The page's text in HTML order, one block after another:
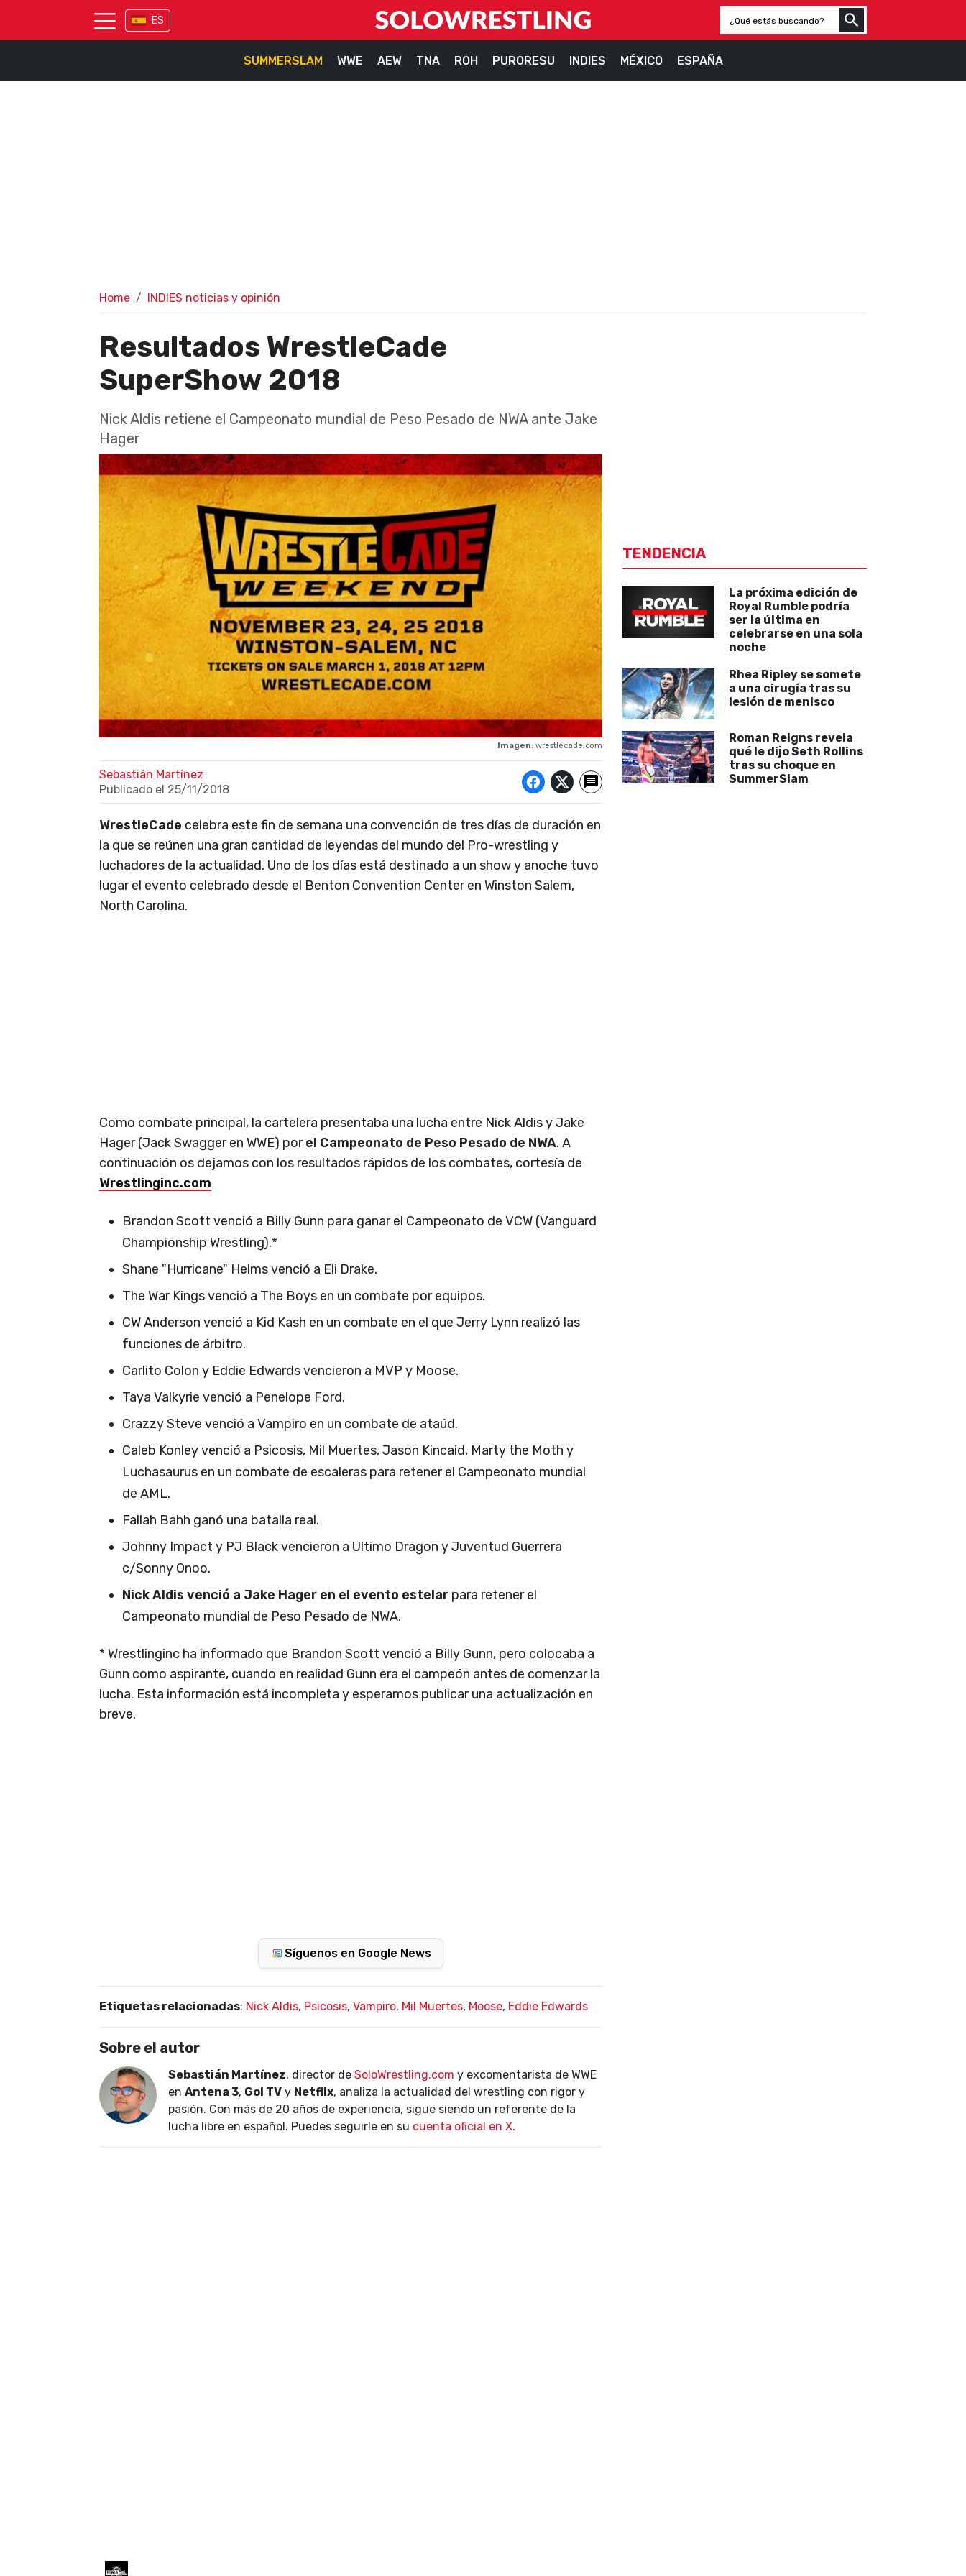
ES
SUMMERSLAM WWE AEW TNA ROH PURORESU INDIES MÉXICO ESPAÑA
Home INDIES noticias y opinión
Resultados WrestleCade
SuperShow 2018
Nick Aldis retiene el Campeonato mundial de Peso Pesado de NWA ante Jake
Hager
Imagen: wrestlecade.com
Sebastián Martínez
Publicado el 25/11/2018
WrestleCade celebra este fin de semana una convención de tres días de duración en
la que se reúnen una gran cantidad de leyendas del mundo del Pro-wrestling y
luchadores de la actualidad. Uno de los días está destinado a un show y anoche tuvo
lugar el evento celebrado desde el Benton Convention Center en Winston Salem,
North Carolina.
Como combate principal, la cartelera presentaba una lucha entre Nick Aldis y Jake
Hager (Jack Swagger en WWE) porel Campeonato de Peso Pesado de NWA. A
continuación os dejamos con los resultados rápidos de los combates, cortesía de
Wrestlinginc.com
Brandon Scott venció a Billy Gunn para ganar el Campeonato de VCW (Vanguard
Championship Wrestling).*
Shane "Hurricane" Helms venció a Eli Drake.
The War Kings venció a The Boys en un combate por equipos.
CW Anderson venció a Kid Kash en un combate en el que Jerry Lynn realizó las
funciones de árbitro.
Carlito Colon y Eddie Edwards vencieron a MVP y Moose.
Taya Valkyrie venció a Penelope Ford.
Crazzy Steve venció a Vampiro en un combate de ataúd.
Caleb Konley venció a Psicosis, Mil Muertes, Jason Kincaid, Marty the Moth y
Luchasaurus en un combate de escaleras para retener el Campeonato mundial
de AML.
Fallah Bahh ganó una batalla real.
Johnny Impact y PJ Black vencieron a Ultimo Dragon y Juventud Guerrera
c/Sonny Onoo.
Nick Aldis venció a Jake Hager en el evento estelar para retener el
Campeonato mundial de Peso Pesado de NWA.
* Wrestlinginc ha informado que Brandon Scott venció a Billy Gunn, pero colocaba a
Gunn como aspirante, cuando en realidad Gunn era el campeón antes de comenzar la
lucha. Esta información está incompleta y esperamos publicar una actualización en
breve.
Síguenos en Google News
Etiquetas relacionadas: Nick Aldis, Psicosis, Vampiro, Mil Muertes, Moose, Eddie Edwards
Sobre el autor
Sebastián Martínez, director de SoloWrestling.com y excomentarista de WWE
en Antena 3, Gol TV y Netflix, analiza la actualidad del wrestling con rigor y
pasión. Con más de 20 años de experiencia, sigue siendo un referente de la
lucha libre en español. Puedes seguirle en su cuenta oficial en X.
TENDENCIA
La próxima edición de
Royal Rumble podría
ser la última en
celebrarse en una sola
noche
Rhea Ripley se somete
a una cirugía tras su
lesión de menisco
Roman Reigns revela
qué le dijo Seth Rollins
tras su choque en
SummerSlam